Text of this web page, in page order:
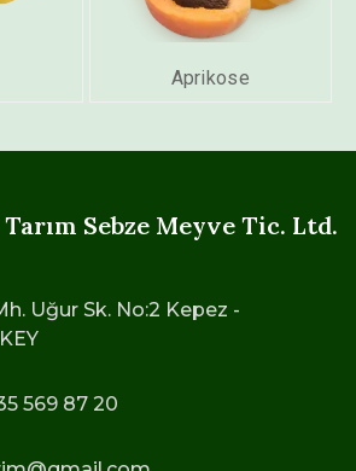
Aprikose
Sebze Meyve Tic. Ltd.
Uğur Sk. No:2 Kepez -
569 87 20